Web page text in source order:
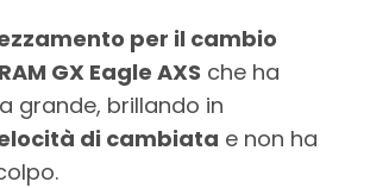
per il cambio
GX Eagle AXS che ha
grande, brillando in
di cambiata e non ha